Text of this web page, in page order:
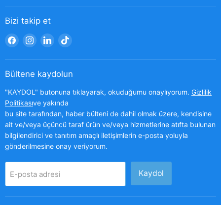
Bizi takip et
Bizi
Facebook&#39;de
bul
Bizi
Instagram&#39;de
bul
Bizi
LinkedIn&#39;de
bul
Bizi
bul
Bültene kaydolun
"KAYDOL" butonuna tıklayarak, okuduğumu onaylıyorum. Gizlilik
Politikasıve yakında
bu site tarafından, haber bülteni de dahil olmak üzere, kendisine
ait ve/veya üçüncü taraf ürün ve/veya hizmetlerine atıfta bulunan
bilgilendirici ve tanıtım amaçlı iletişimlerin e-posta yoluyla
gönderilmesine onay veriyorum.
E-posta adresi Kaydol